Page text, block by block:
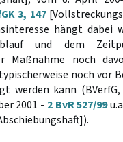
3, 147
hängt dabei
und dem
Maßnahme noch
noch vor
werden kann (BVerfG,
2001 - 2 BvR 527/99